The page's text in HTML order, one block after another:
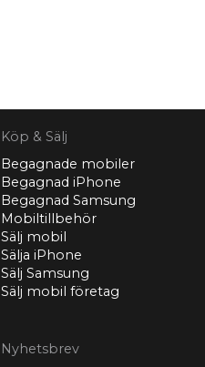
Köp & Sälj
Begagnade mobiler
Begagnad iPhone
Begagnad Samsung
Mobiltillbehör
Sälj mobil
Sälja iPhone
Sälj Samsung
Sälj mobil företag
Nyhetsbrev